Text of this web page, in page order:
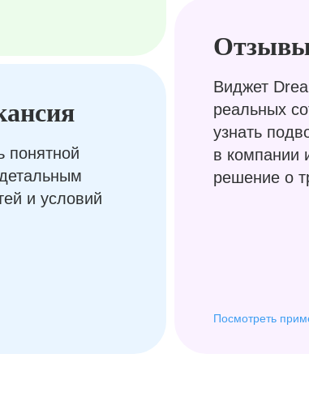
понятной
и условий
Отзывы
Виджет
реальных
узнать
в компании
решение о
Посмотреть